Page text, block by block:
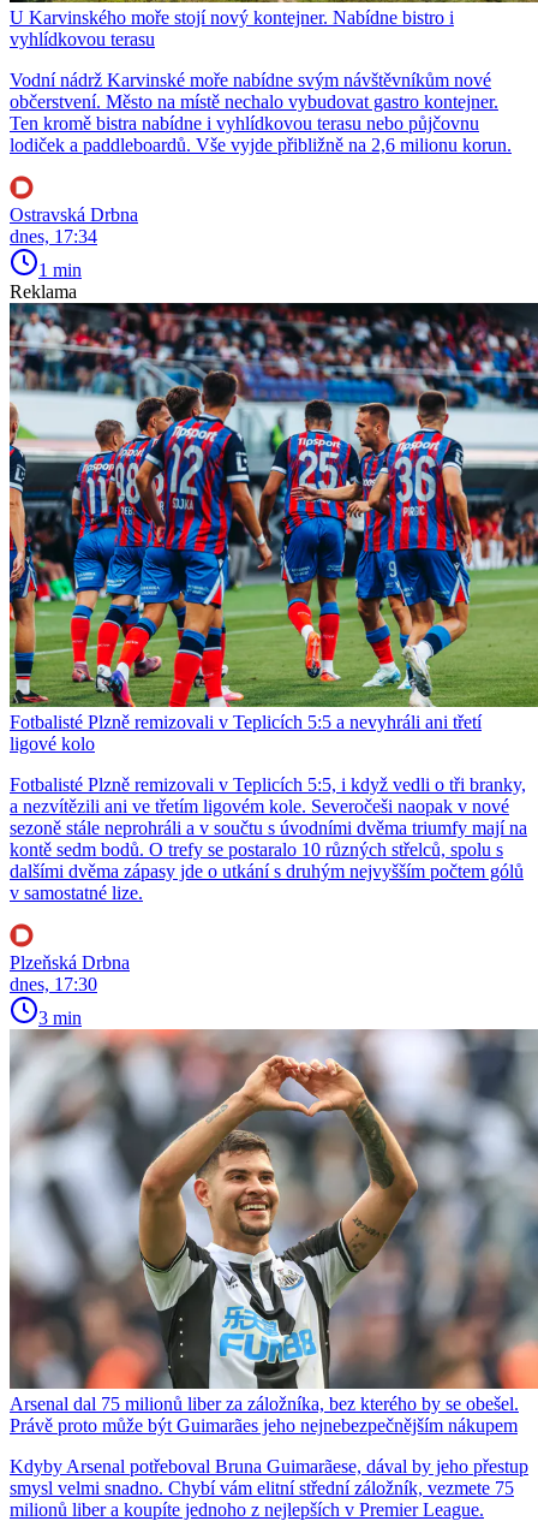
U Karvinského moře stojí nový kontejner. Nabídne bistro i
vyhlídkovou terasu
Vodní nádrž Karvinské moře nabídne svým návštěvníkům nové
občerstvení. Město na místě nechalo vybudovat gastro kontejner.
Ten kromě bistra nabídne i vyhlídkovou terasu nebo půjčovnu
lodiček a paddleboardů. Vše vyjde přibližně na 2,6 milionu korun.
Ostravská Drbna
dnes, 17:34
1 min
Reklama
Fotbalisté Plzně remizovali v Teplicích 5:5 a nevyhráli ani třetí
ligové kolo
Fotbalisté Plzně remizovali v Teplicích 5:5, i když vedli o tři branky,
a nezvítězili ani ve třetím ligovém kole. Severočeši naopak v nové
sezoně stále neprohráli a v součtu s úvodními dvěma triumfy mají na
kontě sedm bodů. O trefy se postaralo 10 různých střelců, spolu s
dalšími dvěma zápasy jde o utkání s druhým nejvyšším počtem gólů
v samostatné lize.
Plzeňská Drbna
dnes, 17:30
3 min
Arsenal dal 75 milionů liber za záložníka, bez kterého by se obešel.
Právě proto může být Guimarães jeho nejnebezpečnějším nákupem
Kdyby Arsenal potřeboval Bruna Guimarãese, dával by jeho přestup
smysl velmi snadno. Chybí vám elitní střední záložník, vezmete 75
milionů liber a koupíte jednoho z nejlepších v Premier League.